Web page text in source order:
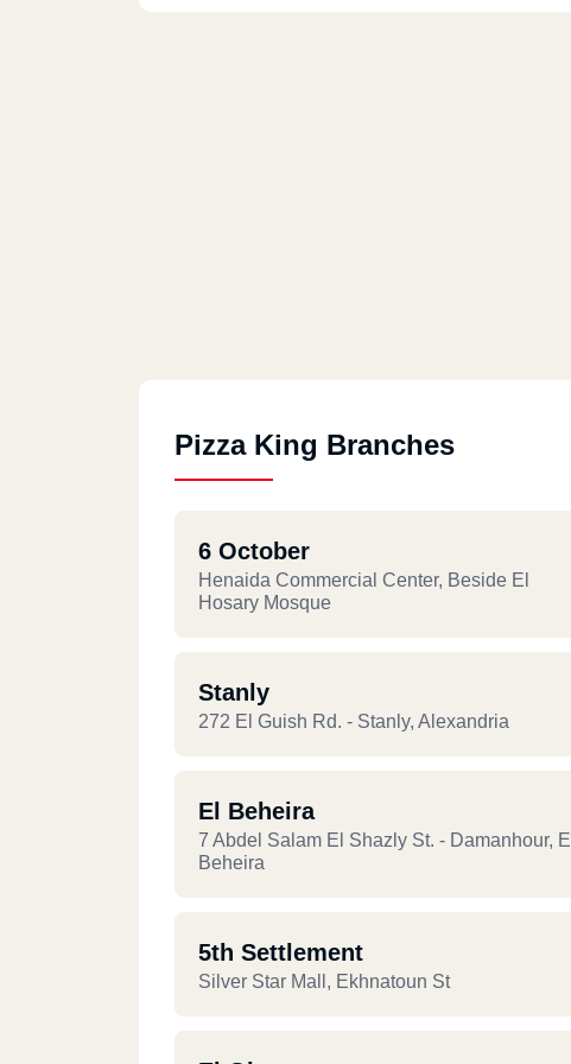
Pizza King Branches
6 October
Henaida Commercial Center, Beside El
Hosary Mosque
Stanly
272 El Guish Rd. - Stanly, Alexandria
El Beheira
7 Abdel Salam El Shazly St. - Damanhour, El
Beheira
5th Settlement
Silver Star Mall, Ekhnatoun St